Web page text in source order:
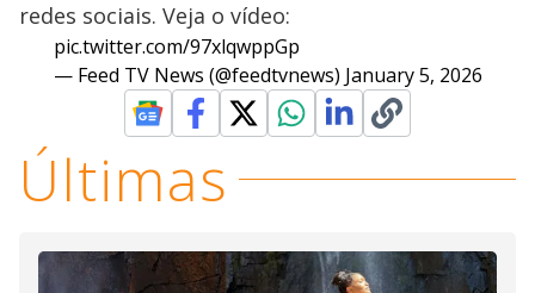
redes sociais. Veja o vídeo:
pic.twitter.com/97xlqwppGp
— Feed TV News (@feedtvnews) January 5, 2026
Últimas